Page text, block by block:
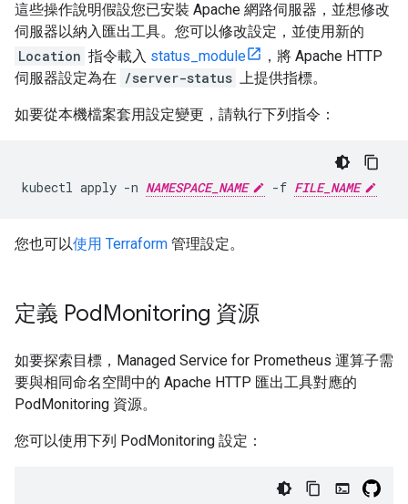
這些操作說明假設您已安裝 Apache 網路伺服器，並想修改
伺服器以納入匯出工具。您可以修改設定，並使用新的
Location 指令載入 status_module
，將 Apache HTTP
伺服器設定為在 /server-status 上提供指標。
如要從本機檔案套用設定變更，請執行下列指令：
kubectl apply -n NAMESPACE_NAME -f FILE_NAME
您也可以使用 Terraform 管理設定。
定義 PodMonitoring 資源
如要探索目標，Managed Service for Prometheus 運算子需
要與相同命名空間中的 Apache HTTP 匯出工具對應的
PodMonitoring 資源。
您可以使用下列 PodMonitoring 設定：